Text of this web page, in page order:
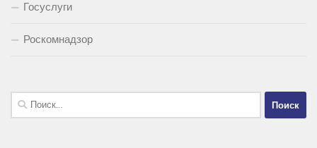
Госуслуги
Роскомнадзор
Найти: